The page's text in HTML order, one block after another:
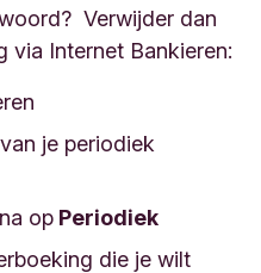
Verwijder dan
via Internet Bankieren:
je periodiek
op Periodiek
die je wilt